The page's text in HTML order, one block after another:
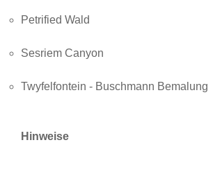
Petrified Wald
Sesriem Canyon
Twyfelfontein - Buschmann Bemalung
Hinweise